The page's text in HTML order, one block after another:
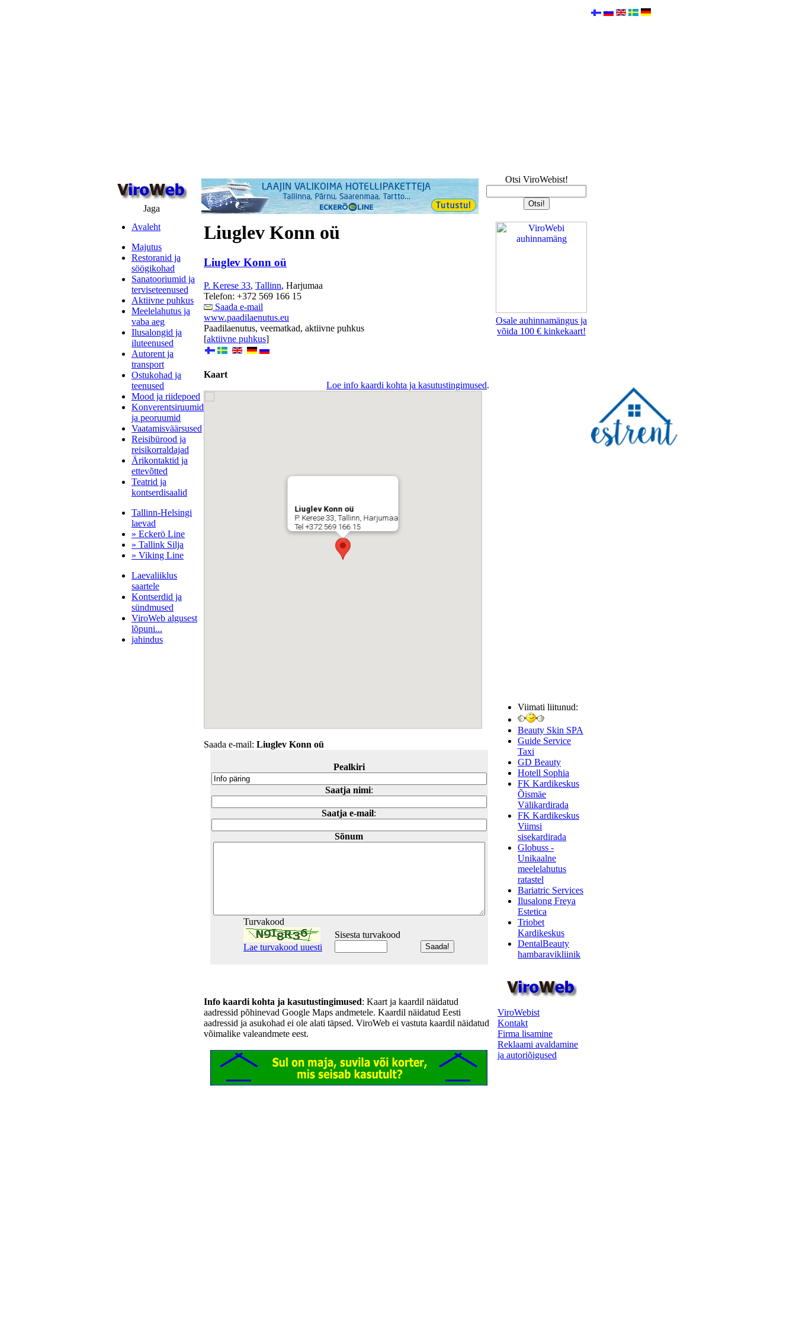
Jaga
Otsi ViroWebist!
Avaleht
Majutus
Restoranid ja
söögikohad
Sanatooriumid ja
terviseteenused
Aktiivne puhkus
Meelelahutus ja
vaba aeg
Ilusalongid ja
iluteenused
Autorent ja
transport
Ostukohad ja
teenused
Mood ja riidepoed
Konverentsiruumid
ja peoruumid
Vaatamisväärsused
Reisibürood ja
reisikorraldajad
Ärikontaktid ja
ettevõtted
Teatrid ja
kontserdisaalid
Tallinn-Helsingi
laevad
» Eckerö Line
» Tallink Silja
» Viking Line
Laevaliiklus
saartele
Kontserdid ja
sündmused
ViroWeb algusest
lõpuni...
jahindus
Liuglev Konn oü
Liuglev Konn oü
P. Kerese 33, Tallinn, Harjumaa
Telefon: +372 569 166 15
Saada e-mail
www.paadilaenutus.eu
Paadilaenutus, veematkad, aktiivne puhkus
[aktiivne puhkus]
Kaart
Loe info kaardi kohta ja kasutustingimused.
Liuglev Konn oü
P. Kerese 33, Tallinn, Harjumaa
Tel +372 569 166 15
Saada e-mail: Liuglev Konn oü
Pealkiri
Saatja nimi:
Saatja e-mail:
Sõnum
Turvakood
Lae turvakood uuesti
Sisesta turvakood
Info kaardi kohta ja kasutustingimused: Kaart ja kaardil näidatud
aadressid põhinevad Google Maps andmetele. Kaardil näidatud Eesti
aadressid ja asukohad ei ole alati täpsed. ViroWeb ei vastuta kaardil näidatud
võimalike valeandmete eest.
Osale auhinnamängus ja
võida 100 € kinkekaart!
Viimati liitunud:
Beauty Skin SPA
Guide Service
Taxi
GD Beauty
Hotell Sophia
FK Kardikeskus
Õismäe
Välikardirada
FK Kardikeskus
Viimsi
sisekardirada
Globuss -
Unikaalne
meelelahutus
ratastel
Bariatric Services
Ilusalong Freya
Estetica
Triobet
Kardikeskus
DentalBeauty
hambaravikliinik
ViroWebist
Kontakt
Firma lisamine
Reklaami avaldamine
ja autoriõigused